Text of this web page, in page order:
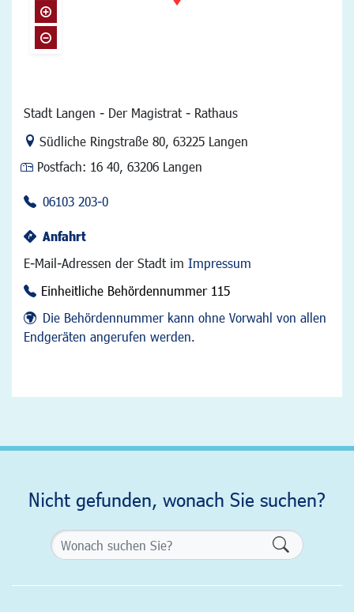
Stadt Langen - Der Magistrat - Rathaus
Link zur Google-Maps Navigation
Südliche Ringstraße 80, 63225 Langen
Postfach: 16 40, 63206 Langen
06103 203-0
Anfahrt
E-Mail-Adressen der Stadt im Impressum
Einheitliche Behördennummer 115
Die Behördennummer kann ohne Vorwahl von allen
Endgeräten angerufen werden.
Nicht gefunden, wonach Sie suchen?